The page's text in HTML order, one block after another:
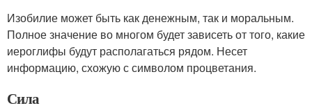
Изобилие может быть как денежным, так и моральным.
Полное значение во многом будет зависеть от того, какие
иероглифы будут располагаться рядом. Несет
информацию, схожую с символом процветания.
Сила